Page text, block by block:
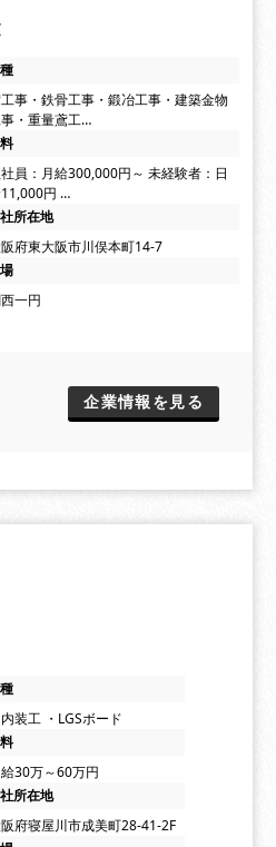
事・鉄骨工事・鍛冶工事・建築金物
・重量鳶工…
員：月給300,000円～ 未経験者：日
円 …
所在地
府東大阪市川俣本町14-7
一円
企業情報を見る
内装工 ・LGSボード
30万～60万円
所在地
府寝屋川市成美町28-41-2F